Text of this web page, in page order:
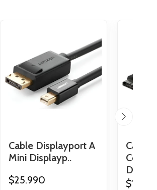
Cable Displayport A
Mini Displayp..
$25.990
Cable
Defini..